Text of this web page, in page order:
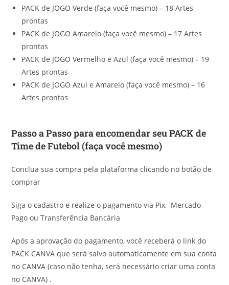
PACK de JOGO Verde (faça você mesmo) – 18 Artes
prontas
PACK de JOGO Amarelo (faça você mesmo) – 17 Artes
prontas
PACK de JOGO Vermelho e Azul (faça você mesmo) – 19
Artes prontas
PACK de JOGO Azul e Amarelo (faça você mesmo) – 16
Artes prontas
Passo a Passo para encomendar seu PACK de
Time de Futebol (faça você mesmo)
Conclua sua compra pela plataforma clicando no botão de
comprar
Siga o cadastro e realize o pagamento via Pix, Mercado
Pago ou Transferência Bancária
Após a aprovação do pagamento, você receberá o link do
PACK CANVA que será salvo automaticamente em sua conta
no CANVA (caso não tenha, será necessário criar uma conta
no CANVA) .